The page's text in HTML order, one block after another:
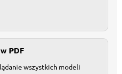
PDF
wszystkich modeli